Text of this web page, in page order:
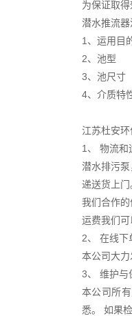
为保证取
潜水推流
1、运用目
2、池型
3、池尺寸
4、介质特
江苏杜安
1、 物流和
潜水排污
递送货上门
我们合作
运费我们
2、 在线下
本公司大
3、 维护与
本公司所
悉。 如果